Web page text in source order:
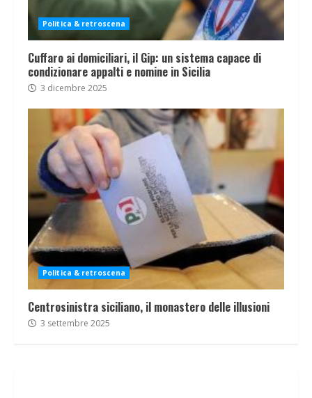
Politica & retroscena
Cuffaro ai domiciliari, il Gip: un sistema capace di
condizionare appalti e nomine in Sicilia
3 dicembre 2025
Politica & retroscena
Centrosinistra siciliano, il monastero delle illusioni
3 settembre 2025